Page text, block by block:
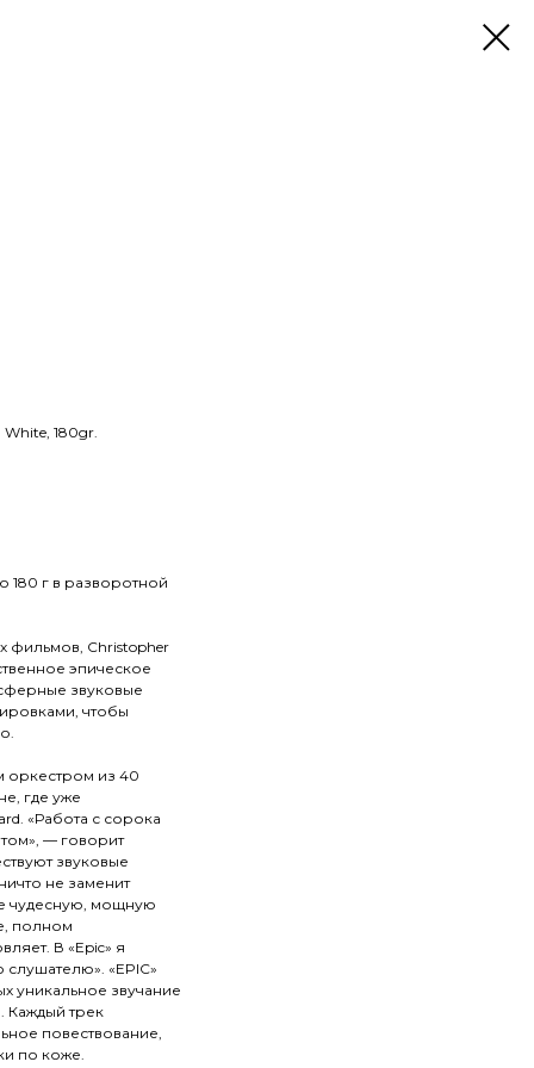
180gr.
180 г в разворотной
Christopher
эпическое
звуковые
чтобы
оркестром из 40
где уже
«Работа с сорока
— говорит
звуковые
не заменит
чудесную, мощную
полном
В «Epic» я
слушателю». «EPIC»
уникальное звучание
Каждый трек
повествование,
по коже.